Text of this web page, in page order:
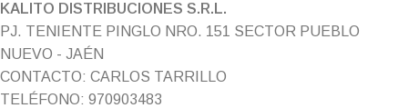
KALITO DISTRIBUCIONES S.R.L.
PJ. TENIENTE PINGLO NRO. 151 SECTOR PUEBLO
NUEVO - JAÉN
CONTACTO: CARLOS TARRILLO
TELÉFONO: 970903483